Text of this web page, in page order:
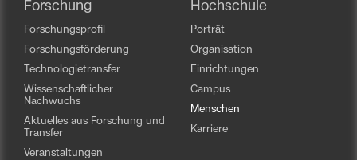
Forschung
Forschungsprofil
Forschungsförderung
Technologietransfer
Wissenschaftlicher
Nachwuchs
Aktuelles aus Forschung und
Transfer
Veranstaltungen
Hochschule
Porträt
Organisation
Einrichtungen
Campus
Menschen
Karriere